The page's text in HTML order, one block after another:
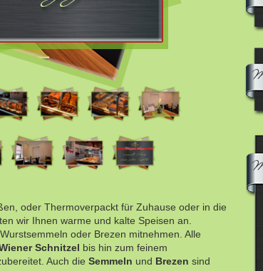
oder Thermoverpackt für Zuhause oder in die
wir Ihnen warme und kalte Speisen an.
oder Brezen mitnehmen. Alle
Schnitzel bis hin zum feinem
Auch die Semmeln und Brezen sind